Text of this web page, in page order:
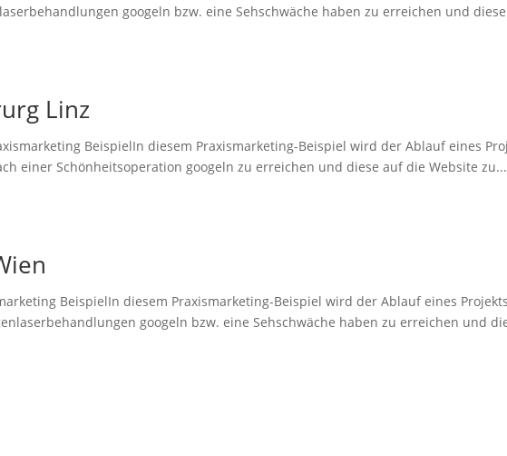
googeln bzw. eine Sehschwäche haben zu erreichen und
Linz
BeispielIn diesem Praxismarketing-Beispiel wird der Ablauf eines
einer Schönheitsoperation googeln zu erreichen und diese auf die Website zu...
BeispielIn diesem Praxismarketing-Beispiel wird der Ablauf eines
googeln bzw. eine Sehschwäche haben zu erreichen und